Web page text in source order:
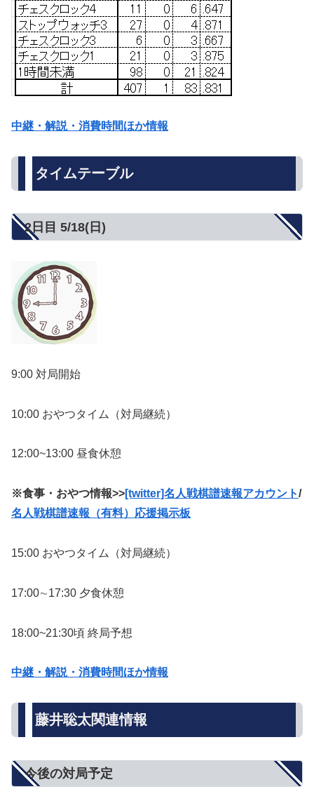
中継・解説・消費時間ほか情報
タイムテーブル
2日目 5/18(日)
9:00 対局開始
10:00 おやつタイム（対局継続）
12:00~13:00 昼食休憩
※食事・おやつ情報>>[twitter]名人戦棋譜速報アカウント/
名人戦棋譜速報（有料）応援掲示板
15:00 おやつタイム（対局継続）
17:00∼17:30 夕食休憩
18:00~21:30頃 終局予想
中継・解説・消費時間ほか情報
藤井聡太関連情報
今後の対局予定